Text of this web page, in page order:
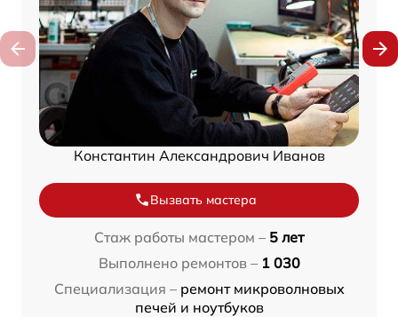
Константин Александрович Иванов
Вызвать мастера
Стаж работы мастером – 5 лет
Выполнено ремонтов – 1 030
Специализация – ремонт микроволновых
печей и ноутбуков